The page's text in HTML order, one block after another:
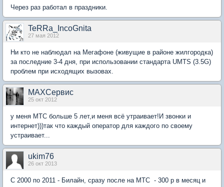
Через раз работал в праздники.
TeRRa_IncoGnita
27 мая 2012
Ни кто не наблюдал на Мегафоне (живущие в районе жилгородка)
за последние 3-4 дня, при использовании стандарта UMTS (3.5G)
проблем при исходящих вызовах.
MAXСервис
25 окт 2012
у меня МТС больше 5 лет,и меня всё утраивает!И звонки и
интернет)))так что каждый оператор для каждого по своему
устраивает...
ukim76
26 окт 2013
C 2000 по 2011 - Билайн, сразу после на МТС - 300 р в месяц и